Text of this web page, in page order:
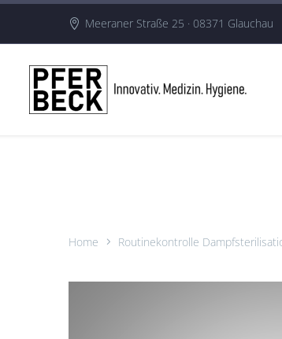
Meeraner Straße 25 · 08371 Glauchau
Home Routinekontrolle